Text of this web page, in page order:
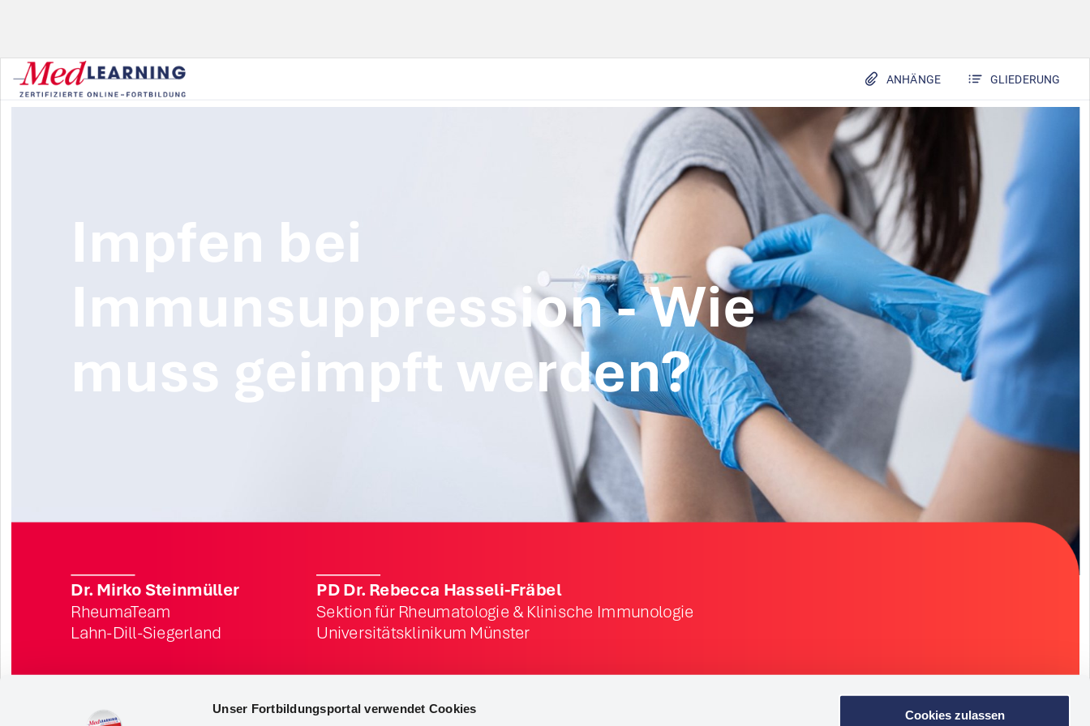
Unser Fortbildungsportal verwendet Cookies Cookies zulassen
ANHÄNGE GLIEDERUNG
Impfen bei
Immunsuppression - Wie
muss geimpft werden?
Dr. Mirko Steinmüller
RheumaTeam
Lahn-Dill-Siegerland
PD Dr. Rebecca Hasseli-Fräbel
Sektion für Rheumatologie & Klinische Immunologie
Universitätsklinikum Münster